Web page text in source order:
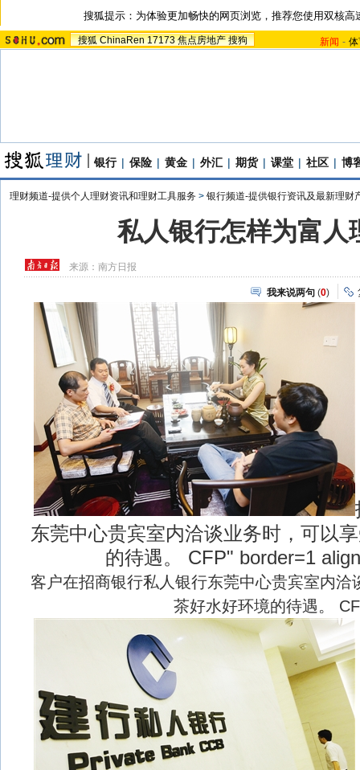
搜狐提示：为体验更加畅快的网页浏览，推荐您使用双核高
搜狐 ChinaRen 17173 焦点房地产 搜狗 新闻 -
银行 | 保险 | 黄金 | 外汇 | 期货 | 课堂 | 社区 | 博
理财频道-提供个人理财资讯和理财工具服务 > 银行频道-提供银行资讯及最新理财
私人银行怎样为富人
来源：南方日报
我来说两句 (0)
东莞中心贵宾室内洽谈业务时，可以
的待遇。 CFP" border=1
客户在招商银行私人银行东莞中心贵宾室内洽
茶好水好环境的待遇。